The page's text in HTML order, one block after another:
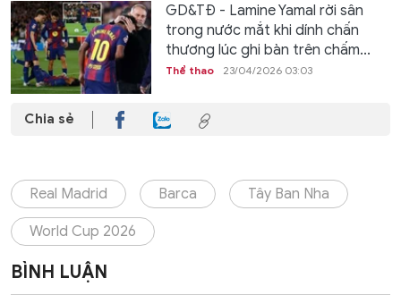
GD&TĐ - Lamine Yamal rời sân
trong nước mắt khi dính chấn
thương lúc ghi bàn trên chấm...
Thể thao 23/04/2026 03:03
Chia sẻ
Real Madrid Barca Tây Ban Nha
World Cup 2026
BÌNH LUẬN